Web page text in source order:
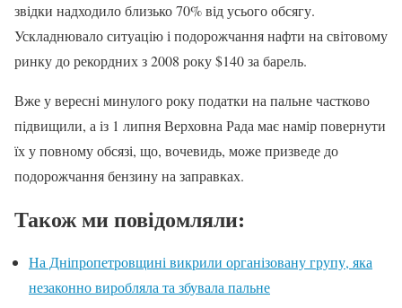
звідки надходило близько 70% від усього обсягу.
Ускладнювало ситуацію і подорожчання нафти на світовому
ринку до рекордних з 2008 року $140 за барель.
Вже у вересні минулого року податки на пальне частково
підвищили, а із 1 липня Верховна Рада має намір повернути
їх у повному обсязі, що, вочевидь, може призведе до
подорожчання бензину на заправках.
Також ми повідомляли:
На Дніпропетровщині викрили організовану групу, яка
незаконно виробляла та збувала пальне